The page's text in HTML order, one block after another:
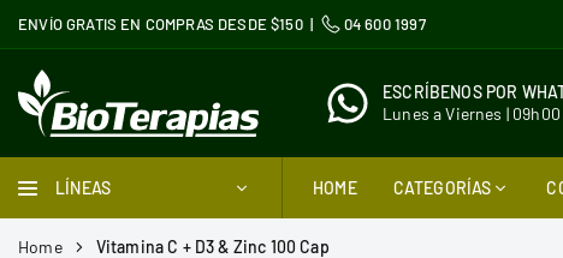
Ir
directamente
contenido
ENVÍO GRATIS EN COMPRAS DESDE $150 | 04 600 1997
ESCRÍBENOS POR
Lunes a Viernes | 09h00
LÍNEAS HOME CATEGORÍAS
Home Vitamina C + D3 & Zinc 100 Cap